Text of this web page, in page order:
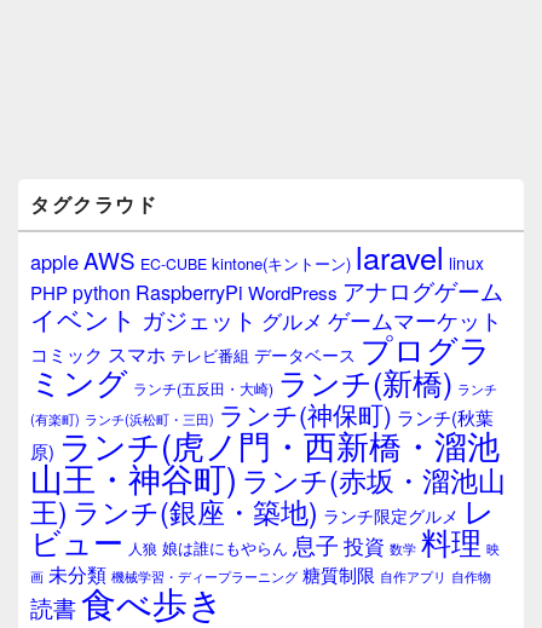
タグクラウド
appleAWS EC-CUBE kintone(キントーン) laravel linux
PHPpython RaspberryPi WordPress アナログゲーム
イベント ガジェット グルメ ゲームマーケット
コミック スマホ テレビ番組 データベース プログラ
ミング ランチ(五反田・大崎) ランチ(新橋) ランチ
(有楽町) ランチ(浜松町・三田) ランチ(神保町) ランチ(秋葉
原) ランチ(虎ノ門・西新橋・溜池
山王・神谷町) ランチ(赤坂・溜池山
王) ランチ(銀座・築地) ランチ限定グルメ レ
ビュー 人狼 娘は誰にもやらん 息子 投資 数学 料理 映
画 未分類 機械学習・ディープラーニング 糖質制限 自作アプリ 自作物
読書食べ歩き